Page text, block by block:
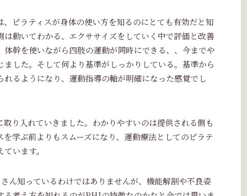
ピラティスが身体の使い方を知るのにとても有効だと知
動いてわかる、エクササイズをしていく中で評価と改善
幹を使いながら四肢の運動が同時にできる、、今までや
した。そして何より基準がしっかりしている。基準から
るようになり、運動指導の軸が明確になった感覚でし
り入れていきました。わかりやすいのは提供される側も
学ぶ前よりもスムーズになり、運動療法としてのピラテ
います。
知っているわけではありませんが、機能解剖や不良姿